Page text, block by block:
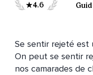
4.6
Se sentir rejeté est
On peut se sentir
nos camarades de